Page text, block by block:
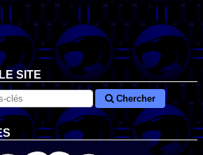
SITE
Chercher